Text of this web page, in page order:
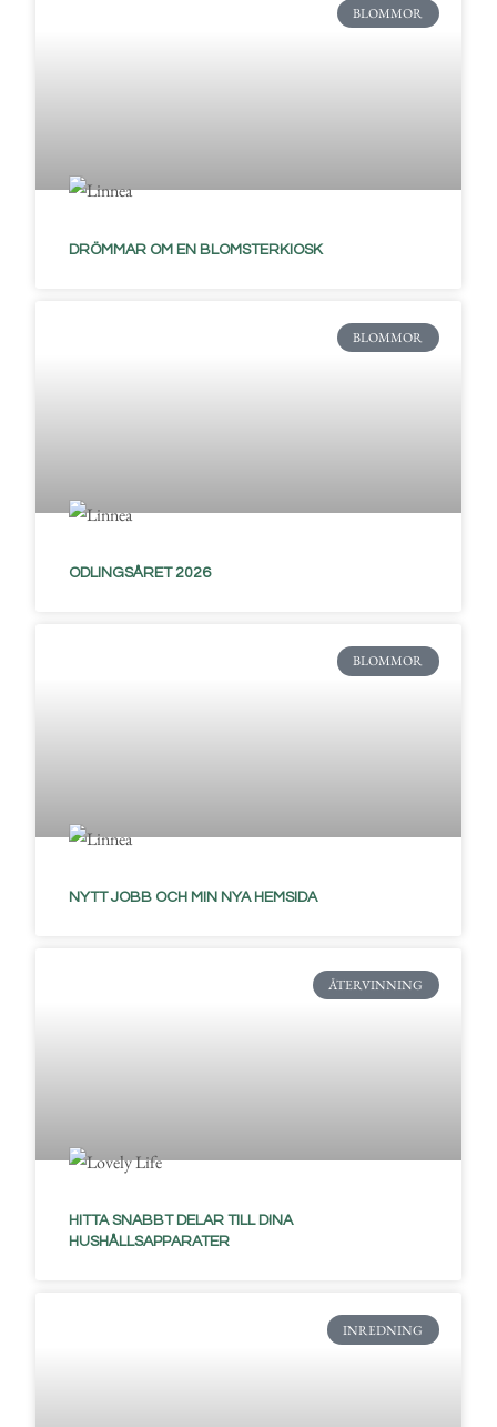
BLOMMOR
DRÖMMAR OM EN BLOMSTERKIOSK
BLOMMOR
ODLINGSÅRET 2026
BLOMMOR
NYTT JOBB OCH MIN NYA HEMSIDA
ÅTERVINNING
HITTA SNABBT DELAR TILL DINA
HUSHÅLLSAPPARATER
INREDNING